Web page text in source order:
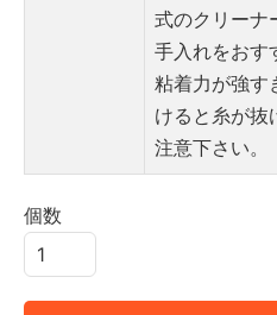
式のクリーナ
手入れをおす
粘着力が強す
けると糸が抜
注意下さい。
個数